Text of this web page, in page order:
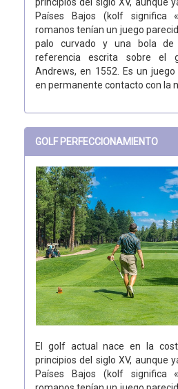
Países Bajos (kolf significa
romanos tenían un juego
palo curvado y una bola de
referencia escrita sobre el
Andrews, en 1552. Es un
en permanente contacto con la
GOLF PERFECCIONAMIENTO
El golf actual nace en la
principios del siglo XV, aunque
Países Bajos (kolf significa